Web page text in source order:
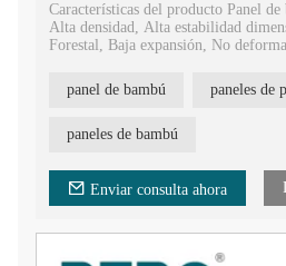
Características del producto Panel de
Alta densidad, Alta estabilidad
Forestal, Baja expansión, No
Ventajas del producto de los paneles
moho, a prueba de polillas,
panel de bambú paneles de
paneles de bambú
Enviar consulta ahora